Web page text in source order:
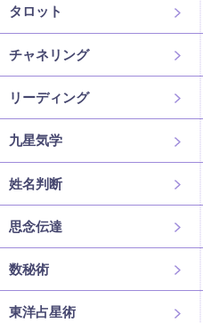
タロット
チャネリング
リーディング
九星気学
姓名判断
思念伝達
数秘術
東洋占星術